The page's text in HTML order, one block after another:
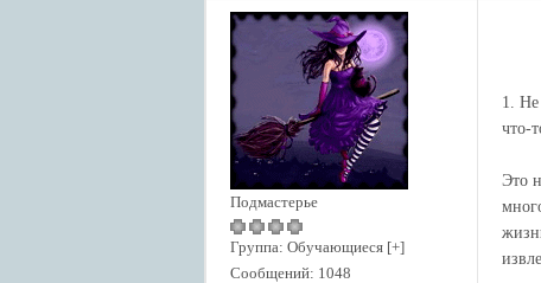
Подмастерье
Группа: Обучающиеся [+]
Сообщений: 1048
1. Не
что-
Это